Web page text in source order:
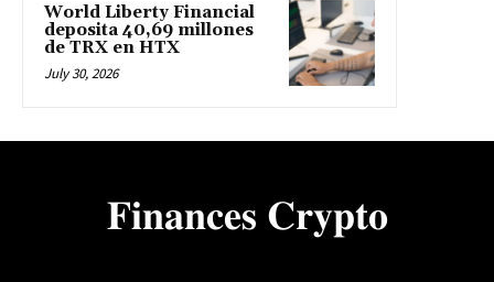
World Liberty Financial
deposita 40,69 millones
de TRX en HTX
July 30, 2026
𝐅𝐢𝐧𝐚𝐧𝐜𝐞𝐬 𝐂𝐫𝐲𝐩𝐭𝐨